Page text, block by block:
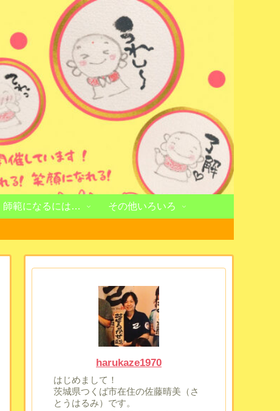
師範になるには… その他いろいろ
harukaze1970
はじめまして！
茨城県つくば市在住の佐藤晴美（さ
とうはるみ）です。